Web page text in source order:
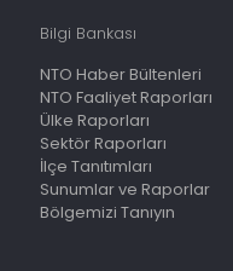
Bilgi Bankası
NTO Haber Bültenleri
NTO Faaliyet Raporları
Ülke Raporları
Sektör Raporları
İlçe Tanıtımları
Sunumlar ve Raporlar
Bölgemizi Tanıyın